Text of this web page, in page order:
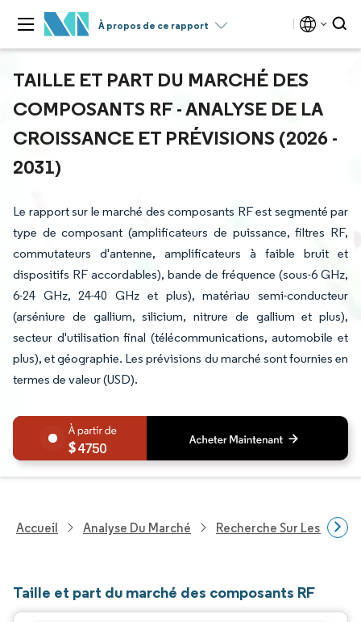
À propos de ce rapport
TAILLE ET PART DU MARCHÉ DES
COMPOSANTS RF - ANALYSE DE LA
CROISSANCE ET PRÉVISIONS (2026 -
2031)
Le rapport sur le marché des composants RF est segmenté par
type de composant (amplificateurs de puissance, filtres RF,
commutateurs d'antenne, amplificateurs à faible bruit et
dispositifs RF accordables), bande de fréquence (sous-6 GHz,
6-24 GHz, 24-40 GHz et plus), matériau semi-conducteur
(arséniure de gallium, silicium, nitrure de gallium et plus),
secteur d'utilisation final (télécommunications, automobile et
plus), et géographie. Les prévisions du marché sont fournies en
termes de valeur (USD).
4750
Accueil Analyse Du Marché Recherche Sur Les
Taille et part du marché des composants RF